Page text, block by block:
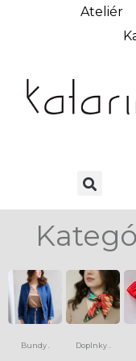
Ateliér
Bundy Doplnky